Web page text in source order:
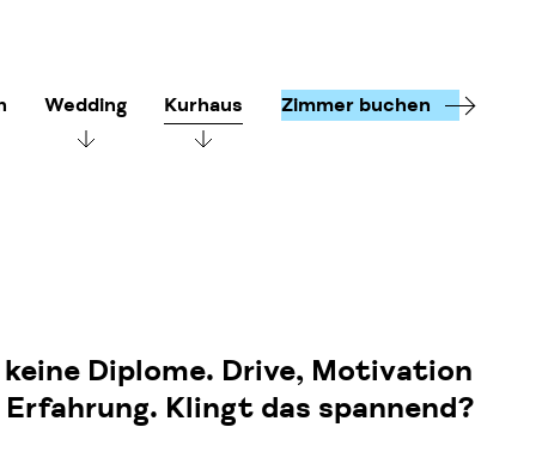
Wedding Kurhaus Zimmer buchen
Diplome. Drive, Motivation
Klingt das spannend?